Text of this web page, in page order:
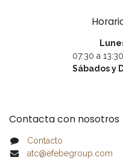
07:30 a
Sábados y
Contacta con nosotros
Contacto
atc@efebegroup.com